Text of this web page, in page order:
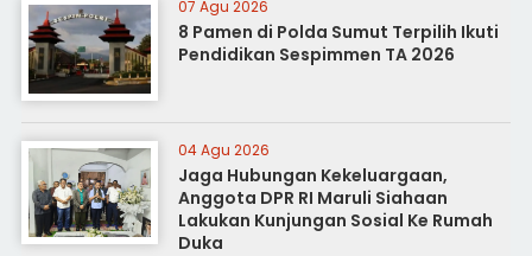
07 Agu 2026
8 Pamen di Polda Sumut Terpilih Ikuti
Pendidikan Sespimmen TA 2026
04 Agu 2026
Jaga Hubungan Kekeluargaan,
Anggota DPR RI Maruli Siahaan
Lakukan Kunjungan Sosial Ke Rumah
Duka